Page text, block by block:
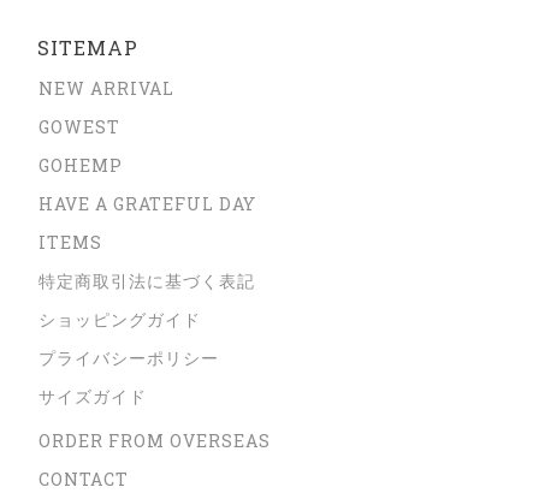
SITEMAP
NEW ARRIVAL
GOWEST
GOHEMP
HAVE A GRATEFUL DAY
ITEMS
特定商取引法に基づく表記
ショッピングガイド
プライバシーポリシー
サイズガイド
ORDER FROM OVERSEAS
CONTACT